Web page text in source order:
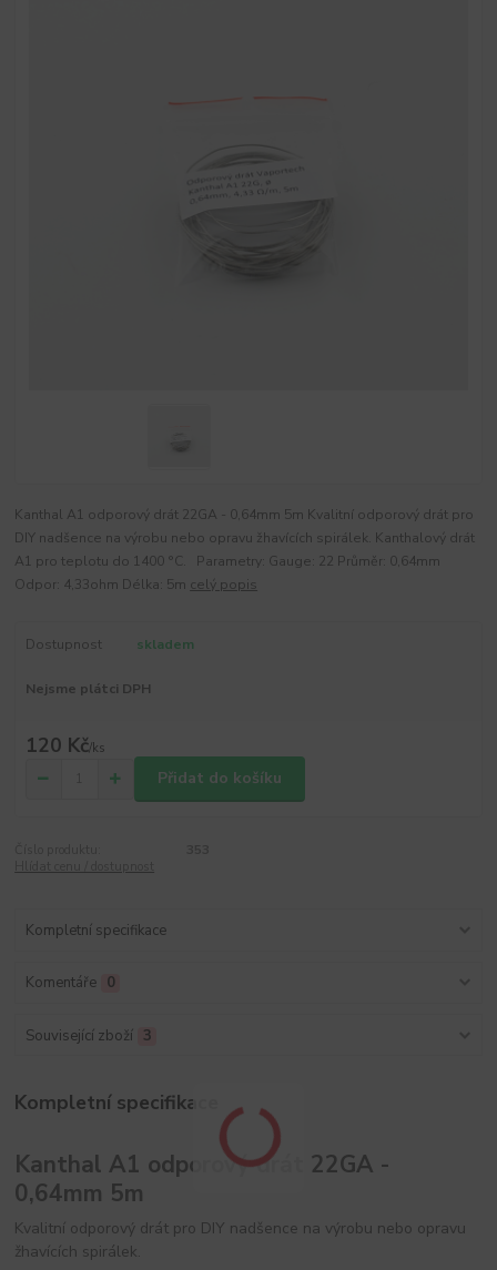
Kanthal A1 odporový drát 22GA - 0,64mm 5m Kvalitní odporový drát pro
DIY nadšence na výrobu nebo opravu žhavících spirálek. Kanthalový drát
A1 pro teplotu do 1400 °C. Parametry: Gauge: 22 Průměr: 0,64mm
Odpor: 4,33ohm Délka: 5m celý popis
Dostupnost skladem
Nejsme plátci DPH
120 Kč/ks
Přidat do košíku
Kompletní specifikace
Komentáře 0
Související zboží 3
Kompletní specifikace
Kanthal A1 odporový drát 22GA -
0,64mm 5m
Kvalitní odporový drát pro DIY nadšence na výrobu nebo opravu
žhavících spirálek.